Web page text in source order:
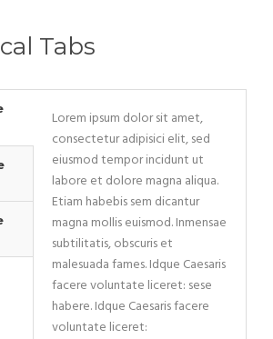
Tabs
Lorem ipsum dolor sit amet,
consectetur adipisici elit, sed
eiusmod tempor incidunt ut
labore et dolore magna aliqua.
Etiam habebis sem dicantur
magna mollis euismod. Inmensae
subtilitatis, obscuris et
malesuada fames. Idque Caesaris
facere voluntate liceret: sese
habere. Idque Caesaris facere
voluntate liceret: